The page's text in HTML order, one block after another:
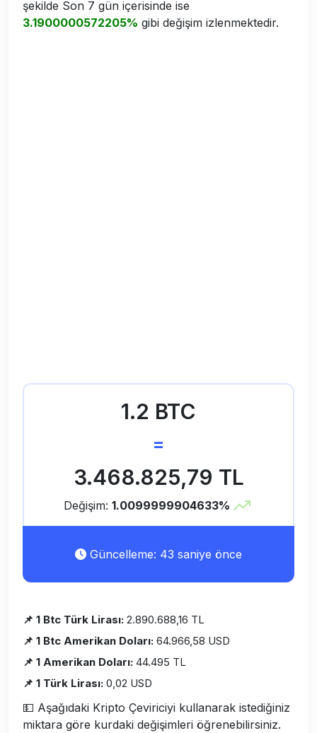
şekilde Son 7 gün içerisinde ise
3.1900000572205% gibi değişim izlenmektedir.
1.2 BTC
=
3.468.825,79 TL
Değişim: 1.0099999904633%
Güncelleme: 43 saniye önce
📌 1 Btc Türk Lirası: 2.890.688,16 TL
📌 1 Btc Amerikan Doları: 64.966,58 USD
📌 1 Amerikan Doları: 44.495 TL
📌 1 Türk Lirası: 0,02 USD
💵 Aşağıdaki Kripto Çeviriciyi kullanarak istediğiniz
miktara göre kurdaki değişimleri öğrenebilirsiniz.